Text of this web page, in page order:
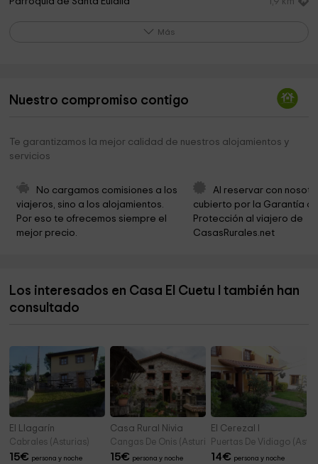
Cementerio Publico De Berodia 2,4 km
Y San Pedro,de Berodia E Ynguanzo
Lavadero Y Fuente Publica 2,6 km
Territoriu Forasteru Madrileñu 2,6 km
"Papin"
Cueva Del Bosque Taranu De Inguanzo 2,8 km
Más
Nuestro compromiso contigo
Te garantizamos la mejor calidad de nuestros alojamientos y
servicios
No cargamos comisiones a los
viajeros, sino a los alojamientos.
Por eso te ofrecemos siempre el
mejor precio.
Al reservar con
cubierto por la Garantía
Protección al viajero de
CasasRurales.net
Los interesados en Casa El Cuetu I también han
consultado
El Llagarín
Cabrales (Asturias)
15€ persona y noche
Casa Rural Nivia
Cangas De Onis (Asturias)
15€ persona y noche
El Cerezal I
Puertas De Vidiago
14€ persona y noche